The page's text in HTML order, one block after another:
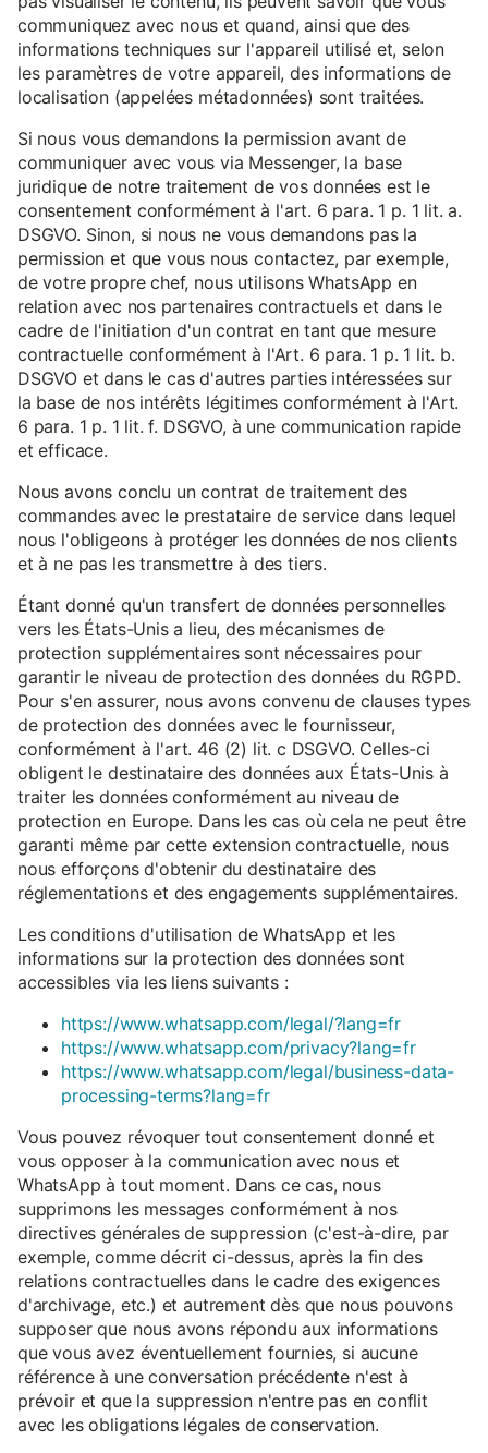
communiquez avec nous et quand, ainsi que des
informations techniques sur l'appareil utilisé et, selon
les paramètres de votre appareil, des informations de
localisation (appelées métadonnées) sont traitées.
Si nous vous demandons la permission avant de
communiquer avec vous via Messenger, la base
juridique de notre traitement de vos données est le
consentement conformément à l'art. 6 para. 1 p. 1 lit. a.
DSGVO. Sinon, si nous ne vous demandons pas la
permission et que vous nous contactez, par exemple,
de votre propre chef, nous utilisons WhatsApp en
relation avec nos partenaires contractuels et dans le
cadre de l'initiation d'un contrat en tant que mesure
contractuelle conformément à l'Art. 6 para. 1 p. 1 lit. b.
DSGVO et dans le cas d'autres parties intéressées sur
la base de nos intérêts légitimes conformément à l'Art.
6 para. 1 p. 1 lit. f. DSGVO, à une communication rapide
et efficace.
Nous avons conclu un contrat de traitement des
commandes avec le prestataire de service dans lequel
nous l'obligeons à protéger les données de nos clients
et à ne pas les transmettre à des tiers.
Étant donné qu'un transfert de données personnelles
vers les États-Unis a lieu, des mécanismes de
protection supplémentaires sont nécessaires pour
garantir le niveau de protection des données du RGPD.
Pour s'en assurer, nous avons convenu de clauses types
de protection des données avec le fournisseur,
conformément à l'art. 46 (2) lit. c DSGVO. Celles-ci
obligent le destinataire des données aux États-Unis à
traiter les données conformément au niveau de
protection en Europe. Dans les cas où cela ne peut être
garanti même par cette extension contractuelle, nous
nous efforçons d'obtenir du destinataire des
réglementations et des engagements supplémentaires.
Les conditions d'utilisation de WhatsApp et les
informations sur la protection des données sont
accessibles via les liens suivants :
https://www.whatsapp.com/legal/?lang=fr
https://www.whatsapp.com/privacy?lang=fr
https://www.whatsapp.com/legal/business-data-
processing-terms?lang=fr
Vous pouvez révoquer tout consentement donné et
vous opposer à la communication avec nous et
WhatsApp à tout moment. Dans ce cas, nous
supprimons les messages conformément à nos
directives générales de suppression (c'est-à-dire, par
exemple, comme décrit ci-dessus, après la fin des
relations contractuelles dans le cadre des exigences
d'archivage, etc.) et autrement dès que nous pouvons
supposer que nous avons répondu aux informations
que vous avez éventuellement fournies, si aucune
référence à une conversation précédente n'est à
prévoir et que la suppression n'entre pas en conflit
avec les obligations légales de conservation.